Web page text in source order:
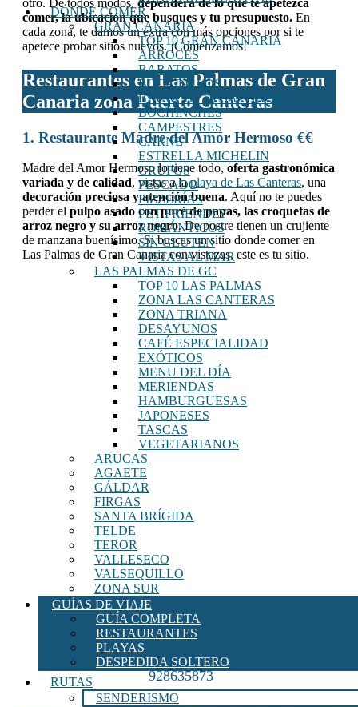
DÓNDE COMER
GRAN CANARIA
TOP 10 GRAN CANARIA
ARROCES
BARATOS
BOCADILLOS
BRUNCH / DESAYUNOS
BOCHINCHES
CAMPESTRES
CARNE
ESTRELLA MICHELIN
GRUPOS
PESCADO
PIZZERÍAS
PET FRIENDLY
ROMÁNTICOS
SIN GLUTEN
VISTAS AL MAR
LAS PALMAS DE GC
TOP 10 LAS PALMAS
ZONA LAS CANTERAS
ZONA TRIANA
DESAYUNOS
CAFÉ ESPECIALIDAD
EXÓTICOS
MENU DEL DÍA
MERIENDAS
HAMBURGUESAS
JAPONESES
TASCAS
VEGETARIANOS
ARUCAS
AGAETE
GÁLDAR
FIRGAS
SANTA BRÍGIDA
TELDE
TEROR
VALLESECO
VALSEQUILLO
ZONA SUR
GUÍAS DE VIAJE
GUÍA COMPLETA
RESTAURANTES
PLAYAS
DESPEDIDA SOLTERO
RUTAS
SENDERISMO
comer, la ubicación que busques y tu presupuesto. En
cada zona, te damos un extra con más opciones por si te
apetece probar sitios nuevos. ¡Comenzamos!
Restaurantes en Las Palmas de Gran
Canaria zona Puerto Canteras
1. Restaurante Madre del Amor Hermoso €€
Madre del Amor Hermoso lo tiene todo, oferta gastronómica
variada y de calidad, vistas a laplaya de Las Canteras, una
decoración preciosa y atención buena. Aquí no te puedes
perder el pulpo asado con puré de papas, las croquetas de
arroz negro y su arroz negro. De postre tienen un crujiente
de manzana buenísimo. Si buscas un sitio donde comer en
Las Palmas de Gran Canaria con vistazas, este es tu sitio.
Teléfono Madre del Amor Hermoso:
928635873